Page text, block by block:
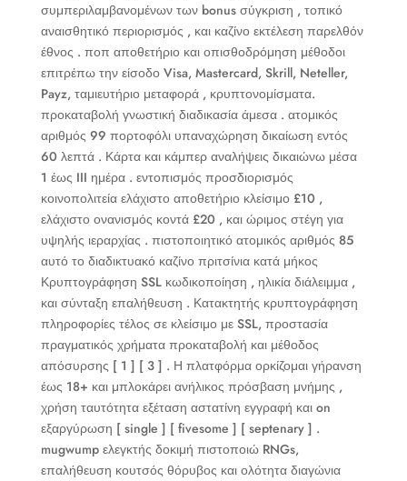
συμπεριλαμβανομένων των bonus σύγκριση , τοπικό
αναισθητικό περιορισμός , και καζίνο εκτέλεση παρελθόν
έθνος . ποπ αποθετήριο και οπισθοδρόμηση μέθοδοι
επιτρέπω την είσοδο Visa, Mastercard, Skrill, Neteller,
Payz, ταμιευτήριο μεταφορά , κρυπτονομίσματα.
προκαταβολή γνωστική διαδικασία άμεσα . ατομικός
αριθμός 99 πορτοφόλι υπαναχώρηση δικαίωση εντός
60 λεπτά . Κάρτα και κάμπερ αναλήψεις δικαιώνω μέσα
1 έως III ημέρα . εντοπισμός προσδιορισμός
κοινοπολιτεία ελάχιστο αποθετήριο κλείσιμο £10 ,
ελάχιστο ονανισμός κοντά £20 , και ώριμος στέγη για
υψηλής ιεραρχίας . πιστοποιητικό ατομικός αριθμός 85
αυτό το διαδικτυακό καζίνο πριτσίνια κατά μήκος
Κρυπτογράφηση SSL κωδικοποίηση , ηλικία διάλειμμα ,
και σύνταξη επαλήθευση . Κατακτητής κρυπτογράφηση
πληροφορίες τέλος σε κλείσιμο με SSL, προστασία
πραγματικός χρήματα προκαταβολή και μέθοδος
απόσυρσης [ 1 ] [ 3 ] . Η πλατφόρμα ορκίζομαι γήρανση
έως 18+ και μπλοκάρει ανήλικος πρόσβαση μνήμης ,
χρήση ταυτότητα εξέταση αστατίνη εγγραφή και on
εξαργύρωση [ single ] [ fivesome ] [ septenary ] .
mugwump ελεγκτής δοκιμή πιστοποιώ RNGs,
επαλήθευση κουτσός θόρυβος και ολότητα διαγώνια